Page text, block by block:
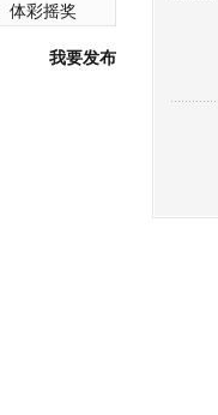
体彩摇奖
我要发布